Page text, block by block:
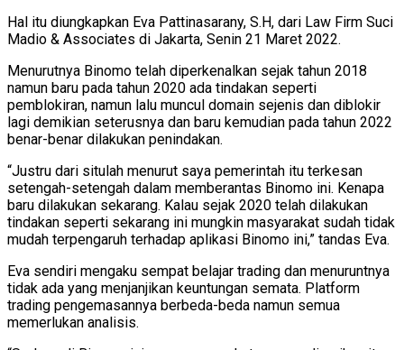
Hal itu diungkapkan Eva Pattinasarany, S.H, dari Law Firm Suci
Madio & Associates di Jakarta, Senin 21 Maret 2022.
Menurutnya Binomo telah diperkenalkan sejak tahun 2018
namun baru pada tahun 2020 ada tindakan seperti
pemblokiran, namun lalu muncul domain sejenis dan diblokir
lagi demikian seterusnya dan baru kemudian pada tahun 2022
benar-benar dilakukan penindakan.
“Justru dari situlah menurut saya pemerintah itu terkesan
setengah-setengah dalam memberantas Binomo ini. Kenapa
baru dilakukan sekarang. Kalau sejak 2020 telah dilakukan
tindakan seperti sekarang ini mungkin masyarakat sudah tidak
mudah terpengaruh terhadap aplikasi Binomo ini,” tandas Eva.
Eva sendiri mengaku sempat belajar trading dan menuruntnya
tidak ada yang menjanjikan keuntungan semata. Platform
trading pengemasannya berbeda-beda namun semua
memerlukan analisis.